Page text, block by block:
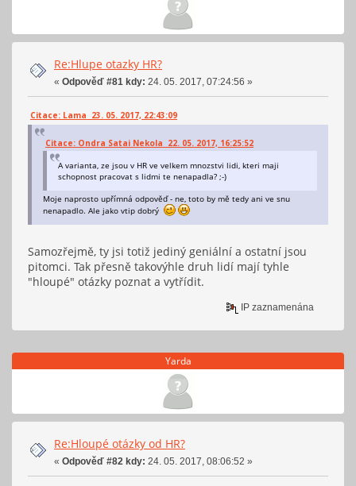
Re:Hlupe otazky HR?
« Odpověď #81 kdy: 24. 05. 2017, 07:24:56 »
Citace: Lama 23. 05. 2017, 22:43:09
Citace: Ondra Satai Nekola 22. 05. 2017, 16:25:52
A varianta, ze jsou v HR ve velkem mnozstvi lidi, kteri maji
schopnost pracovat s lidmi te nenapadla? ;-)
Moje naprosto upřímná odpověď - ne, toto by mě tedy ani ve snu
nenapadlo. Ale jako vtip dobrý
Samozřejmě, ty jsi totiž jediný geniální a ostatní jsou
pitomci. Tak přesně takovýhle druh lidí mají tyhle
"hloupé" otázky poznat a vytřídit.
IP zaznamenána
Yarda
Re:Hloupé otázky od HR?
« Odpověď #82 kdy: 24. 05. 2017, 08:06:52 »